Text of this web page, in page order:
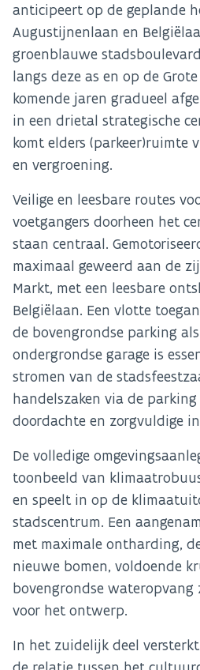
anticipeert op de geplande
Augustijnenlaan en
groenblauwe
langs deze as en op de
komende jaren gradueel
in een drietal strategische
komt elders (parkeer)ruimte
en vergroening.
Veilige en leesbare routes
voetgangers doorheen het
staan centraal.
maximaal geweerd aan de
Markt, met een leesbare
Belgiëlaan. Een vlotte
de bovengrondse parking
ondergrondse garage is
stromen van de
handelszaken via de parking
doordachte en zorgvuldige
De volledige
toonbeeld van
en speelt in op de
stadscentrum. Een
met maximale ontharding,
nieuwe bomen, voldoende
bovengrondse
voor het ontwerp.
In het zuidelijk deel